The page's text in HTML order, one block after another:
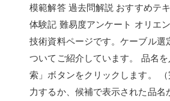
模範解答 過去問解説 おすすめテ
体験記 難易度アンケート オリエ
技術資料ページです。ケーブル選
ついてご紹介しています。 品名
索」ボタンをクリックします。
力するか、候補で表示された品名